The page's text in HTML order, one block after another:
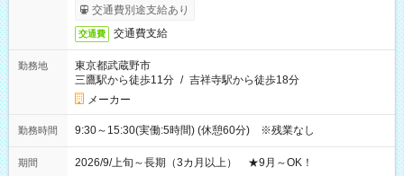
交通費別途支給あり
交通費 交通費支給
勤務地
東京都武蔵野市
三鷹駅から徒歩11分 / 吉祥寺駅から徒歩18分
メーカー
勤務時間 9:30～15:30(実働:5時間) (休憩60分) ※残業なし
期間 2026/9/上旬～長期（3カ月以上） ★9月～OK！